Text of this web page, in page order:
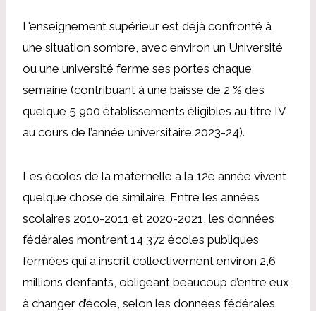
L'enseignement supérieur est déjà confronté à
une situation sombre, avec environ un Université
ou une université ferme ses portes chaque
semaine (contribuant à une baisse de 2 % des
quelque 5 900 établissements éligibles au titre IV
au cours de l’année universitaire 2023-24).
Les écoles de la maternelle à la 12e année vivent
quelque chose de similaire. Entre les années
scolaires 2010-2011 et 2020-2021, les données
fédérales montrent 14 372 écoles publiques
fermées qui a inscrit collectivement environ 2,6
millions d’enfants, obligeant beaucoup d’entre eux
à changer d’école, selon les données fédérales.